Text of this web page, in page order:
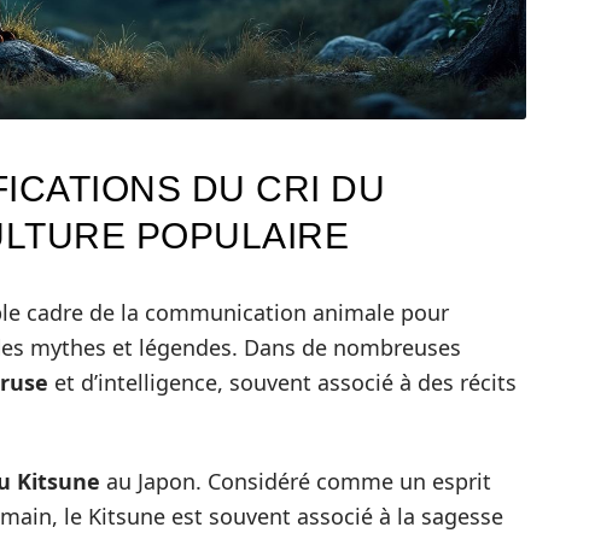
DU CRI DU
POPULAIRE
cadre de la communication animale pour
mythes et légendes. Dans de nombreuses
et d’intelligence, souvent associé à des récits
Kitsune au Japon. Considéré comme un esprit
le Kitsune est souvent associé à la sagesse